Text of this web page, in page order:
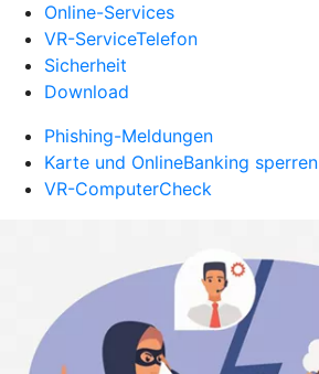
Online-Services
VR-ServiceTelefon
Sicherheit
Download
Phishing-Meldungen
Karte und OnlineBanking sperren
VR-ComputerCheck